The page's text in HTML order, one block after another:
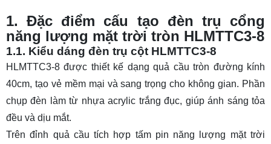
1. Đặc điểm cấu tạo đèn trụ cổng
năng lượng mặt trời tròn HLMTTC3-8
1.1. Kiểu dáng đèn trụ cột HLMTTC3-8
HLMTTC3-8 được thiết kế dạng quả cầu tròn đường kính
40cm, tạo vẻ mềm mại và sang trọng cho không gian. Phần
chụp đèn làm từ nhựa acrylic trắng đục, giúp ánh sáng tỏa
đều và dịu mắt.
Trên đỉnh quả cầu tích hợp tấm pin năng lượng mặt trời